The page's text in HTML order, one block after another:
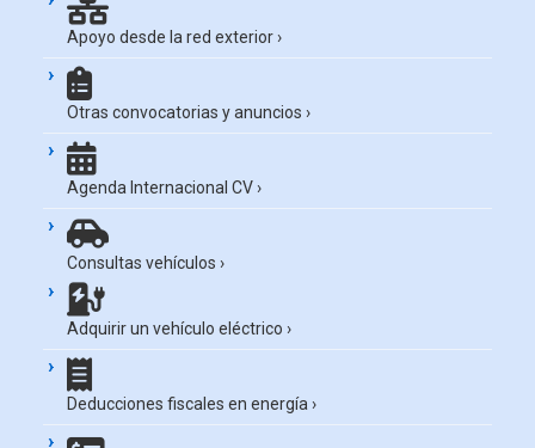
Apoyo desde la red exterior›
Otras convocatorias y anuncios ›
Agenda Internacional CV›
Consultas vehículos ›
Adquirir un vehículo eléctrico ›
Deducciones fiscales en energía ›